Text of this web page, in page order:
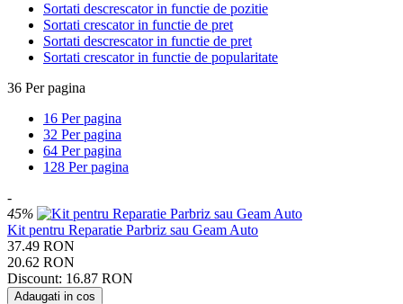
Sortati descrescator in functie de pozitie
Sortati crescator in functie de pret
Sortati descrescator in functie de pret
Sortati crescator in functie de popularitate
36 Per pagina
16 Per pagina
32 Per pagina
64 Per pagina
128 Per pagina
-
45%
Kit pentru Reparatie Parbriz sau Geam Auto
37.49 RON
20.62 RON
Discount: 16.87 RON
Adaugati in cos